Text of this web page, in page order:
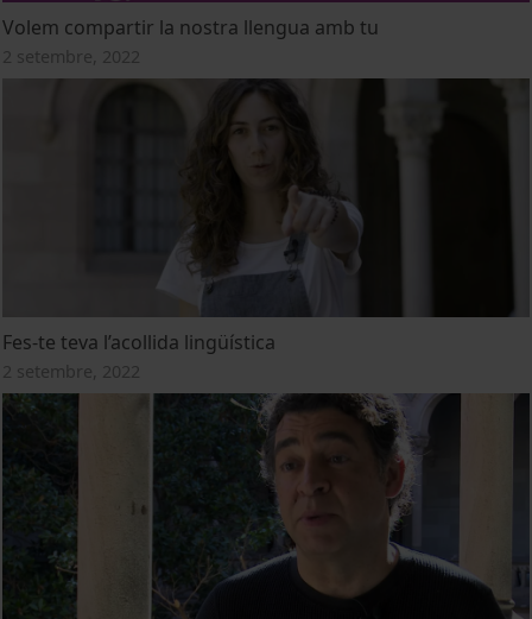
Volem compartir la nostra llengua amb tu
2 setembre, 2022
Fes-te teva l’acollida lingüística
2 setembre, 2022